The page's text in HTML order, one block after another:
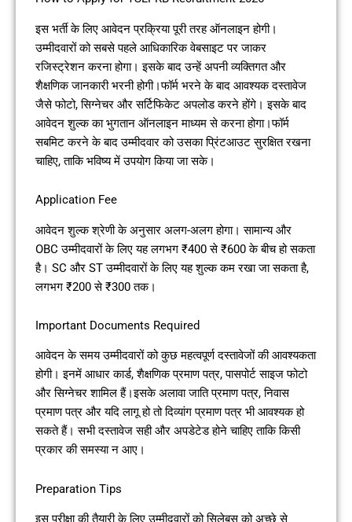
इस भर्ती के लिए आवेदन प्रक्रिया पूरी तरह ऑनलाइन होगी।
उम्मीदवारों को सबसे पहले आधिकारिक वेबसाइट पर जाकर
रजिस्ट्रेशन करना होगा। इसके बाद उन्हें अपनी व्यक्तिगत और
शैक्षणिक जानकारी भरनी होगी।फॉर्म भरने के बाद आवश्यक दस्तावेज
जैसे फोटो, सिग्नेचर और सर्टिफिकेट अपलोड करने होंगे। इसके बाद
आवेदन शुल्क का भुगतान ऑनलाइन माध्यम से करना होगा।फॉर्म
सबमिट करने के बाद उम्मीदवार को उसका प्रिंटआउट सुरक्षित रखना
चाहिए, ताकि भविष्य में उपयोग किया जा सके।
Application Fee
आवेदन शुल्क श्रेणी के अनुसार अलग-अलग होगा। सामान्य और
OBC उम्मीदवारों के लिए यह लगभग ₹400 से ₹600 के बीच हो सकता
है। SC और ST उम्मीदवारों के लिए यह शुल्क कम रखा जा सकता है,
लगभग ₹200 से ₹300 तक।
Important Documents Required
आवेदन के समय उम्मीदवारों को कुछ महत्वपूर्ण दस्तावेजों की आवश्यकता
होगी। इनमें आधार कार्ड, शैक्षणिक प्रमाण पत्र, पासपोर्ट साइज फोटो
और सिग्नेचर शामिल हैं।इसके अलावा जाति प्रमाण पत्र, निवास
प्रमाण पत्र और यदि लागू हो तो दिव्यांग प्रमाण पत्र भी आवश्यक हो
सकते हैं। सभी दस्तावेज सही और अपडेटेड होने चाहिए ताकि किसी
प्रकार की समस्या न आए।
Preparation Tips
इस परीक्षा की तैयारी के लिए उम्मीदवारों को सिलेबस को अच्छे से